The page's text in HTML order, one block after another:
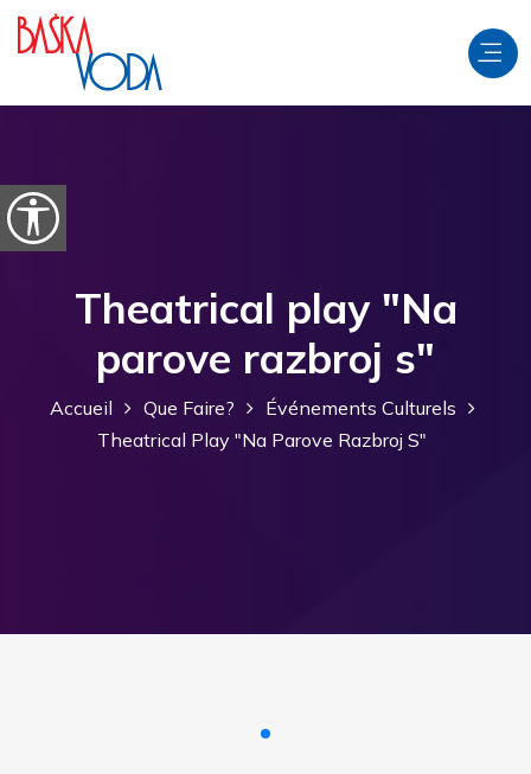
Aller au contenu
Ouvrir les options d'accessibilité
Theatrical play "Na
parove razbroj s"
Accueil Que Faire?
Événements Culturels
Theatrical Play "Na Parove Razbroj S"